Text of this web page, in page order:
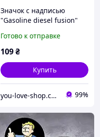
Значок с надписью
"Gasoline diesel fusion"
Готово к отправке
109₴
Купить
you-love-shop.com.ua - атрибутика, сувениры и украшения 99%